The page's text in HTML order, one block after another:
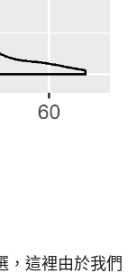
，這裡由於我們